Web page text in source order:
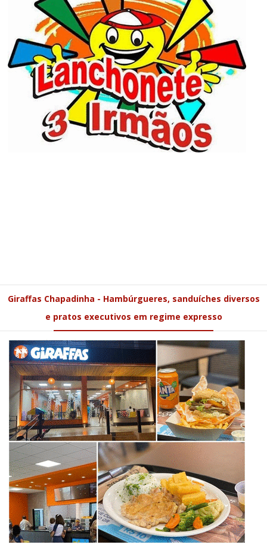
Giraffas Chapadinha - Hambúrgueres, sanduíches diversos
e pratos executivos em regime expresso